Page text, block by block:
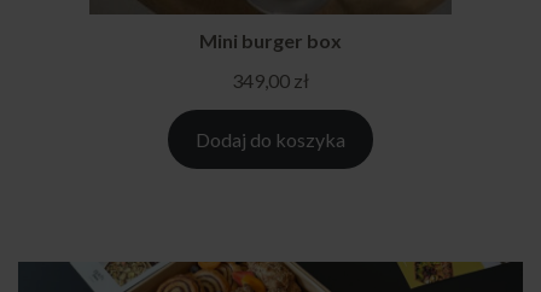
Mini burger box
349,00 zł
Dodaj do koszyka